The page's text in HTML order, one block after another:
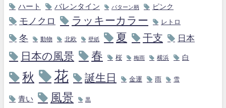
ハート バレンタイン パターン柄 ピンク
モノクロ ラッキーカラー レトロ
冬 動物 北欧 壁紙 夏 干支 日本
日本の風景 春 桜 梅雨 横浜 白
秋 花 誕生日 金運 雨 雪
青い 風景 黒